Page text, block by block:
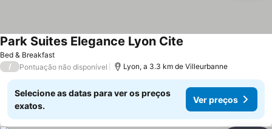
Bed & Breakfast
Park Suites Elegance Lyon Cite
/ Pontuação não disponível Lyon, a 3.3 km de Villeurbanne
Selecione as datas para ver os preços
exatos.
Ver preços